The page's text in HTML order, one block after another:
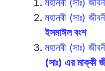
মহানবী (সাঃ)
মহানবী (সাঃ)
ইসমাঈল বংশ
মহানবী (সাঃ)
(সাঃ) এর মাক্কী